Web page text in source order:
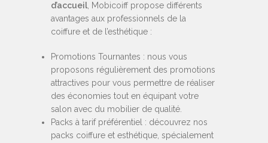
d’accueil, Mobicoiff propose différents
avantages aux professionnels de la
coiffure et de l’esthétique :
Promotions Tournantes : nous vous
proposons régulièrement des promotions
attractives pour vous permettre de réaliser
des économies tout en équipant votre
salon avec du mobilier de qualité.
Packs à tarif préférentiel : découvrez nos
packs coiffure et esthétique, spécialement